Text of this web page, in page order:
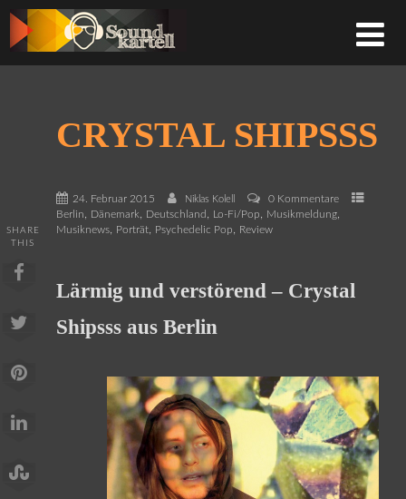
CRYSTAL SHIPSSS
24. Februar 2015 Niklas Kolell
0 Kommentare
Berlin, Dänemark, Deutschland , Lo-Fi/Pop, Musikmeldung,
Musiknews, Porträt, Psychedelic Pop, Review
SHARE
THIS
Lärmig und verstörend – Crystal
Shipsss aus Berlin